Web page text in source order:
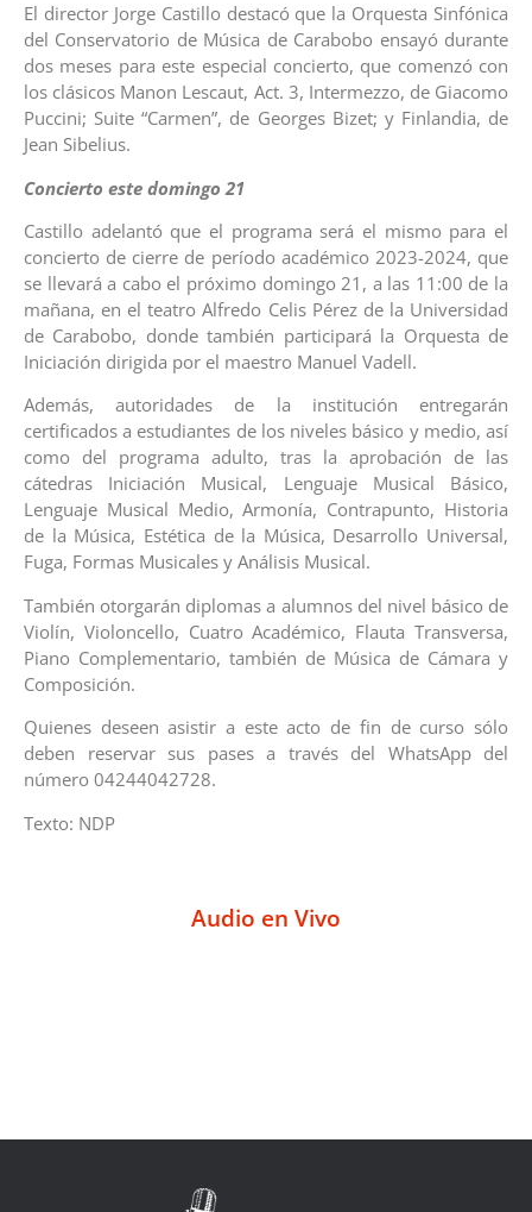
El director Jorge Castillo destacó que la Orquesta Sinfónica
del Conservatorio de Música de Carabobo ensayó durante
dos meses para este especial concierto, que comenzó con
los clásicos Manon Lescaut, Act. 3, Intermezzo, de Giacomo
Puccini; Suite “Carmen”, de Georges Bizet; y Finlandia, de
Jean Sibelius.
Concierto este domingo 21
Castillo adelantó que el programa será el mismo para el
concierto de cierre de período académico 2023-2024, que
se llevará a cabo el próximo domingo 21, a las 11:00 de la
mañana, en el teatro Alfredo Celis Pérez de la Universidad
de Carabobo, donde también participará la Orquesta de
Iniciación dirigida por el maestro Manuel Vadell.
Además, autoridades de la institución entregarán
certificados a estudiantes de los niveles básico y medio, así
como del programa adulto, tras la aprobación de las
cátedras Iniciación Musical, Lenguaje Musical Básico,
Lenguaje Musical Medio, Armonía, Contrapunto, Historia
de la Música, Estética de la Música, Desarrollo Universal,
Fuga, Formas Musicales y Análisis Musical.
También otorgarán diplomas a alumnos del nivel básico de
Violín, Violoncello, Cuatro Académico, Flauta Transversa,
Piano Complementario, también de Música de Cámara y
Composición.
Quienes deseen asistir a este acto de fin de curso sólo
deben reservar sus pases a través del WhatsApp del
número 04244042728.
Texto: NDP
Audio en Vivo